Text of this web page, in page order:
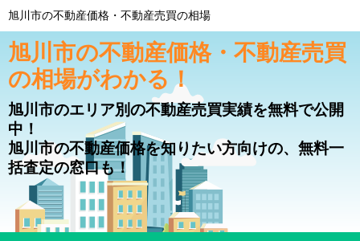
旭川市の不動産価格・不動産売買の相場
旭川市の不動産価格・不動産売買
の相場がわかる！
旭川市のエリア別の不動産売買実績を無料で公開
中！
旭川市の不動産価格を知りたい方向けの、無料一
括査定の窓口も！